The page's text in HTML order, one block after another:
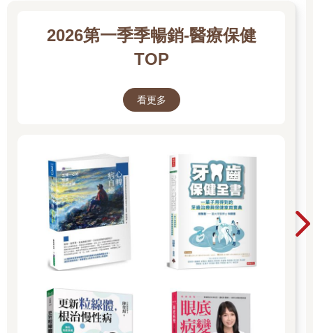
2026第一季季暢銷-醫療保健
TOP
看更多